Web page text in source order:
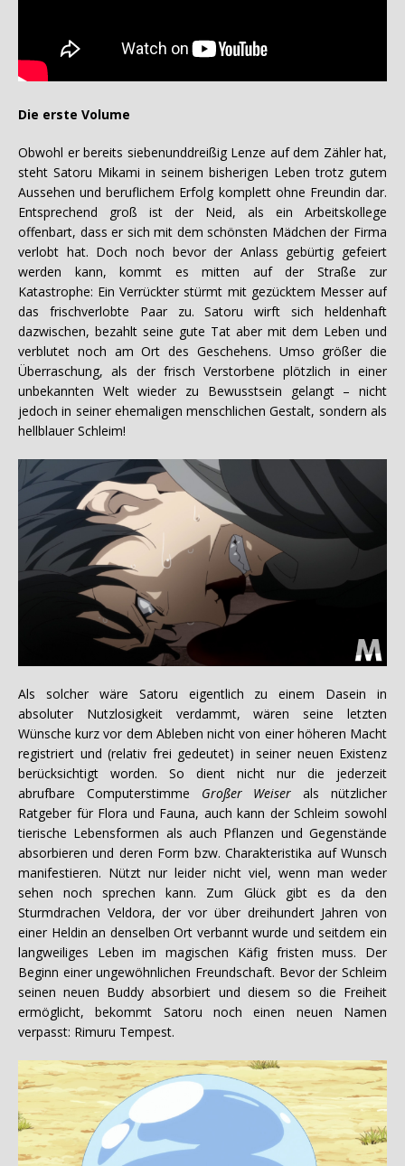
Die erste Volume
Obwohl er bereits siebenunddreißig Lenze auf dem Zähler hat,
steht Satoru Mikami in seinem bisherigen Leben trotz gutem
Aussehen und beruflichem Erfolg komplett ohne Freundin dar.
Entsprechend groß ist der Neid, als ein Arbeitskollege
offenbart, dass er sich mit dem schönsten Mädchen der Firma
verlobt hat. Doch noch bevor der Anlass gebürtig gefeiert
werden kann, kommt es mitten auf der Straße zur
Katastrophe: Ein Verrückter stürmt mit gezücktem Messer auf
das frischverlobte Paar zu. Satoru wirft sich heldenhaft
dazwischen, bezahlt seine gute Tat aber mit dem Leben und
verblutet noch am Ort des Geschehens. Umso größer die
Überraschung, als der frisch Verstorbene plötzlich in einer
unbekannten Welt wieder zu Bewusstsein gelangt – nicht
jedoch in seiner ehemaligen menschlichen Gestalt, sondern als
hellblauer Schleim!
Als solcher wäre Satoru eigentlich zu einem Dasein in
absoluter Nutzlosigkeit verdammt, wären seine letzten
Wünsche kurz vor dem Ableben nicht von einer höheren Macht
registriert und (relativ frei gedeutet) in seiner neuen Existenz
berücksichtigt worden. So dient nicht nur die jederzeit
abrufbare Computerstimme Großer Weiserals nützlicher
Ratgeber für Flora und Fauna, auch kann der Schleim sowohl
tierische Lebensformen als auch Pflanzen und Gegenstände
absorbieren und deren Form bzw. Charakteristika auf Wunsch
manifestieren. Nützt nur leider nicht viel, wenn man weder
sehen noch sprechen kann. Zum Glück gibt es da den
Sturmdrachen Veldora, der vor über dreihundert Jahren von
einer Heldin an denselben Ort verbannt wurde und seitdem ein
langweiliges Leben im magischen Käfig fristen muss. Der
Beginn einer ungewöhnlichen Freundschaft. Bevor der Schleim
seinen neuen Buddy absorbiert und diesem so die Freiheit
ermöglicht, bekommt Satoru noch einen neuen Namen
verpasst: Rimuru Tempest.